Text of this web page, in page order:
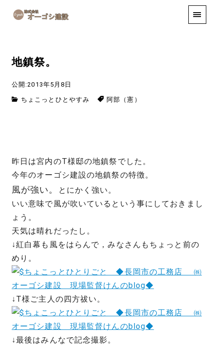
手しごと
地鎮祭。
公開:2013年5月8日
ちょこっとひとやすみ 阿部（憲）
昨日は宮内のT様邸の地鎮祭でした。
今年のオーゴシ建設の地鎮祭の特徴。
風が強い。
とにかく強い。
いい意味で風が吹いているという事にしておきまし
ょう。
天気は晴れだったし。
↓紅白幕も風をはらんで，みなさんもちょっと前の
めり。
↓T様ご主人の四方祓い。
↓最後はみんなで記念撮影。